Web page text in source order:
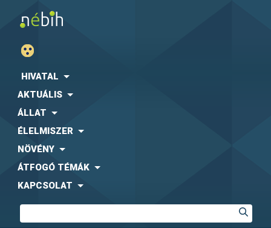
HIVATAL
AKTUÁLIS
ÁLLAT
ÉLELMISZER
NÖVÉNY
ÁTFOGÓ TÉMÁK
KAPCSOLAT